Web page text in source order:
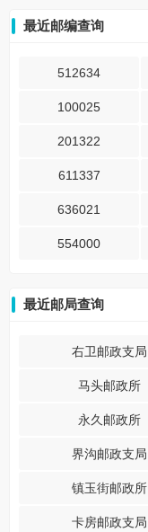
最近邮编查询
512634
100025
201322
611337
636021
554000
最近邮局查询
右卫邮政支局
马头邮政所
永久邮政所
界沟邮政支局
镇玉街邮政所
卡房邮政支局